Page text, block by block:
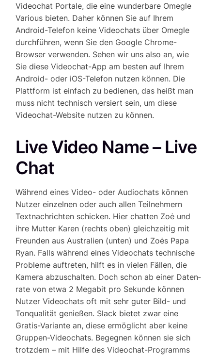
Videochat Portale, die eine wunderbare Omegle
Various bieten. Daher können Sie auf Ihrem
Android-Telefon keine Videochats über Omegle
durchführen, wenn Sie den Google Chrome-
Browser verwenden. Sehen wir uns also an, wie
Sie diese Videochat-App am besten auf Ihrem
Android- oder iOS-Telefon nutzen können. Die
Plattform ist einfach zu bedienen, das heißt man
muss nicht technisch versiert sein, um diese
Videochat-Website nutzen zu können.
Live Video Name – Live
Chat
Während eines Video- oder Audiochats können
Nutzer einzelnen oder auch allen Teilnehmern
Text­nach­richten schi­cken. Hier chatten Zoė und
ihre Mutter Karen (rechts oben) gleich­zeitig mit
Freunden aus Australien (unten) und Zoės Papa
Ryan. Falls während eines Video­chats tech­nische
Probleme auftreten, hilft es in vielen Fällen, die
Kamera abzu­schalten. Doch schon ab einer Daten­
rate von etwa 2 Megabit pro Sekunde können
Nutzer Video­chats oft mit sehr guter Bild- und
Tonqualität genießen. Slack bietet zwar eine
Gratis-Variante an, diese ermöglicht aber keine
Gruppen-Video­chats. Begegnen können sie sich
trotzdem – mit Hilfe des Video­chat-Programms